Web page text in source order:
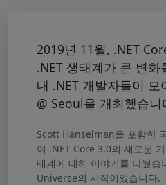
2019년 11월, .NET
.NET 생태계가 큰 변
내 .NET 개발자들이 모
@ Seoul을 개최했습니
Scott Hanselman을 포함한
여 .NET Core 3.0의 새로운
태계에 대해 이야기를 나눴습
Universe의 시작이었습니다.